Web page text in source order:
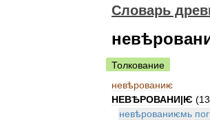
Словарь
Толкование
невѣрованиѥ
НЕВѢРОВАНИ|Ѥ (13
невѣрованиѥмь